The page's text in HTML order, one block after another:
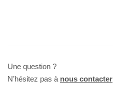
Une question ?
N’hésitez pas à nous contacter